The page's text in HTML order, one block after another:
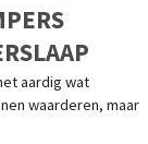
aardig wat
waarderen, maar